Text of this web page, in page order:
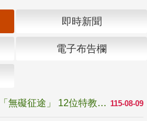
即時新聞
電子布告欄
115-08-09
青年百億海外圓夢基金計畫「無礙征途」 12位特教與弱勢青年勇闖西班牙 跨越感官限制見證生命蛻變